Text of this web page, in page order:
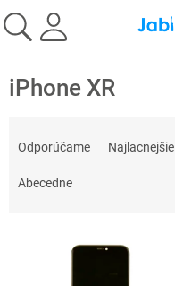
na
obsah
iPhone XR
Odporúčame Najlacnejšie
Abecedne